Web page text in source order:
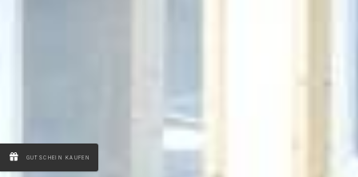
GUTSCHEIN KAUFEN